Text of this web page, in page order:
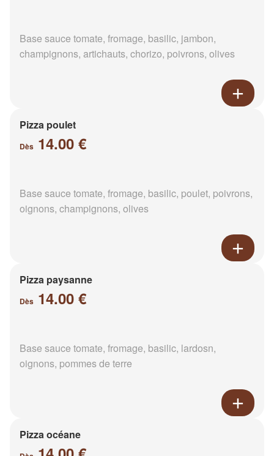
Base sauce tomate, fromage, basilic, jambon,
champignons, artichauts, chorizo, poivrons, olives
Pizza poulet
Dès 14.00 €
Base sauce tomate, fromage, basilic, poulet, poivrons,
oignons, champignons, olives
Pizza paysanne
Dès 14.00 €
Base sauce tomate, fromage, basilic, lardosn,
oignons, pommes de terre
Pizza océane